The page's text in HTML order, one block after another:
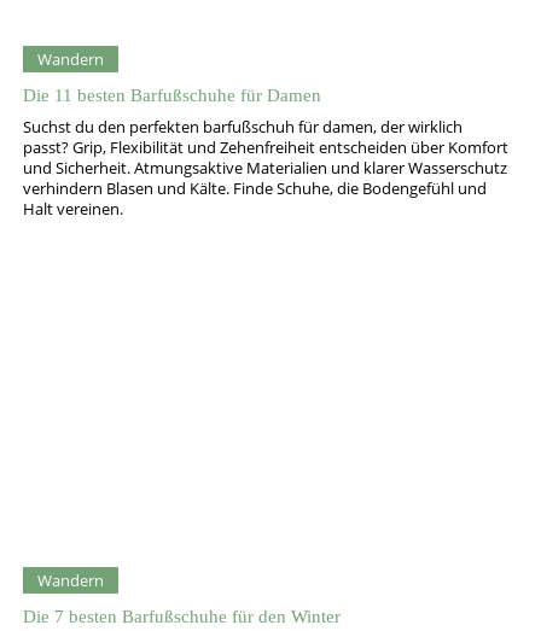
Wandern
Die 11 besten Barfußschuhe für Damen
Suchst du den perfekten barfußschuh für damen, der wirklich
passt? Grip, Flexibilität und Zehenfreiheit entscheiden über Komfort
und Sicherheit. Atmungsaktive Materialien und klarer Wasserschutz
verhindern Blasen und Kälte. Finde Schuhe, die Bodengefühl und
Halt vereinen.
Wandern
Die 7 besten Barfußschuhe für den Winter